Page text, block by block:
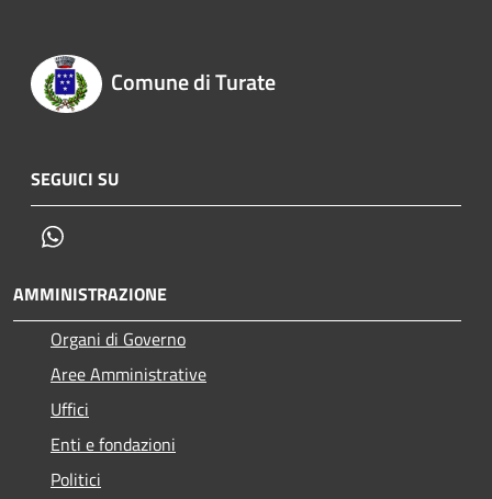
Comune di Turate
SEGUICI SU
AMMINISTRAZIONE
Organi di Governo
Aree Amministrative
Uffici
Enti e fondazioni
Politici